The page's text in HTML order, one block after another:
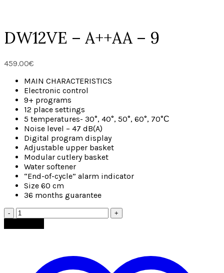
DW12VE – A++AA – 9
459.00€
MAIN CHARACTERISTICS
Electronic control
9+ programs
12 place settings
5 temperatures- 30°, 40°, 50°, 60°, 70°С
Noise level – 47 dB(A)
Digital program display
Adjustable upper basket
Modular cutlery basket
Water softener
“End-of-cycle” alarm indicator
Size 60 cm
36 months guarantee